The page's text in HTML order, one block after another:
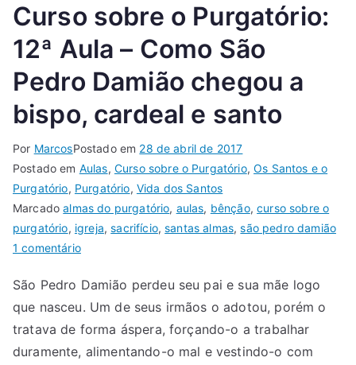
Curso sobre o Purgatório:
12ª Aula – Como São
Pedro Damião chegou a
bispo, cardeal e santo
Por MarcosPostado em 28 de abril de 2017
Postado em Aulas, Curso sobre o Purgatório,Os Santos e o
Purgatório, Purgatório, Vida dos Santos
Marcadoalmas do purgatório, aulas, bênção,curso sobre o
purgatório, igreja,sacrifício,santas almas,são pedro damião
1 comentário
São Pedro Damião perdeu seu pai e sua mãe logo
que nasceu. Um de seus irmãos o adotou, porém o
tratava de forma áspera, forçando-o a trabalhar
duramente, alimentando-o mal e vestindo-o com